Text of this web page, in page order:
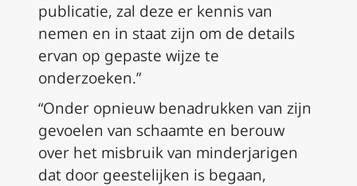
publicatie, zal deze er kennis van
nemen en in staat zijn om de details
ervan op gepaste wijze te
onderzoeken.”
“Onder opnieuw benadrukken van zijn
gevoelen van schaamte en berouw
over het misbruik van minderjarigen
dat door geestelijken is begaan,